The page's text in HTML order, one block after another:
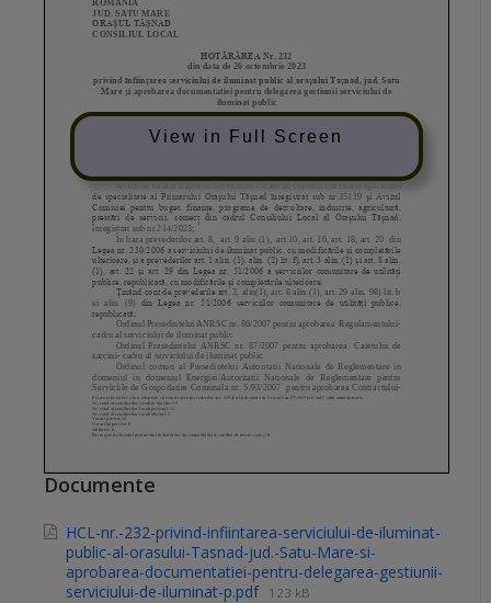
View in Full Screen
Documente
HCL-nr.-232-privind-infiintarea-serviciului-de-iluminat-
public-al-orasului-Tasnad-jud.-Satu-Mare-si-
aprobarea-documentatiei-pentru-delegarea-gestiunii-
serviciului-de-iluminat-p.pdf 123 kB